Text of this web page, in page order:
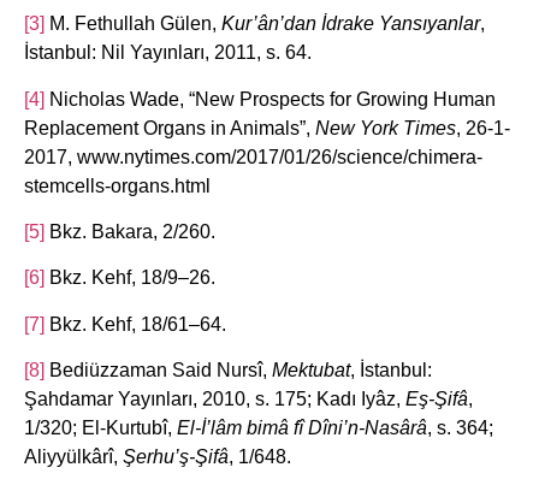
[3] M. Fethullah Gülen, Kur’ân’dan İdrake Yansıyanlar,
İstanbul: Nil Yayınları, 2011, s. 64.
[4] Nicholas Wade, “New Prospects for Growing Human
Replacement Organs in Animals”, New York Times, 26-1-
2017, www.nytimes.com/2017/01/26/science/chimera-
stemcells-organs.html
[5] Bkz. Bakara, 2/260.
[6] Bkz. Kehf, 18/9–26.
[7] Bkz. Kehf, 18/61–64.
[8] Bediüzzaman Said Nursî, Mektubat, İstanbul:
Şahdamar Yayınları, 2010, s. 175; Kadı Iyâz, Eş-Şifâ,
1/320; El-Kurtubî, El-İ’lâm bimâ fî Dîni’n-Nasârâ, s. 364;
Aliyyülkârî, Şerhu’ş-Şifâ, 1/648.